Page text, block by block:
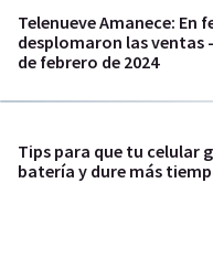
Telenueve Amanece: En
desplomaron las ventas
de febrero de 2024
Tips para que tu celular
batería y dure más